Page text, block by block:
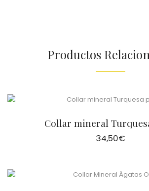
Productos
Collar mineral
34,50€